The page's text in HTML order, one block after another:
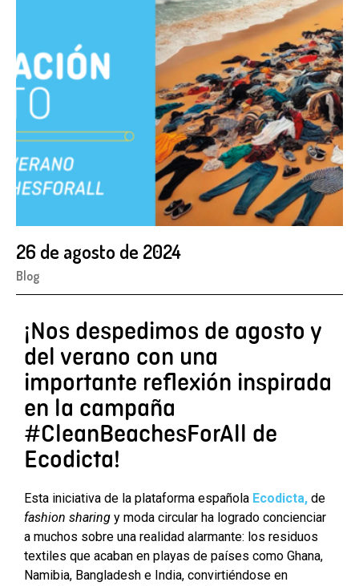
26 de agosto de 2024
Blog
¡Nos despedimos de agosto y
del verano con una
importante reflexión inspirada
en la campaña
#CleanBeachesForAll de
Ecodicta!
Esta iniciativa de la plataforma española Ecodicta, de
fashion sharing y moda circular ha logrado concienciar
a muchos sobre una realidad alarmante: los residuos
textiles que acaban en playas de países como Ghana,
Namibia, Bangladesh e India, convirtiéndose en